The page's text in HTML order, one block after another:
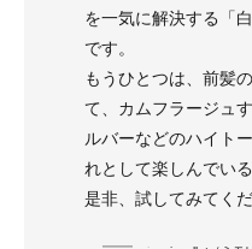
を一気に解決する「
です。
もうひとつは、前髪
て、カムフラージュ
ルバーなどのハイト
れとして楽しんでい
是非、試してみてくだ